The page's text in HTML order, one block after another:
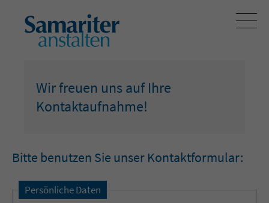
Wir freuen uns auf Ihre
Kontaktaufnahme!
Bitte benutzen Sie unser Kontaktformular:
Persönliche Daten